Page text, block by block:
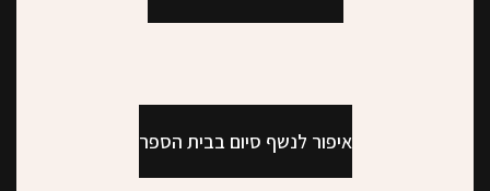
איפור לנשף סיום בבית הספר